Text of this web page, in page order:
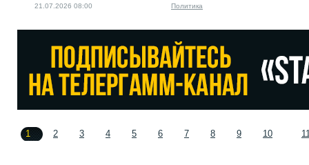
21.07.2026 08:00 Политика
1 2 3 4 5 6 7 8 9 10